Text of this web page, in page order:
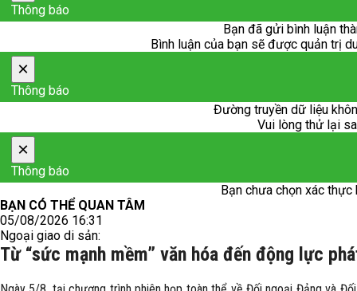
Thông báo
Bạn đã gửi bình luận
Bình luận của bạn sẽ được quản trị
×
Thông báo
Đường truyền dữ liệu
Vui lòng thử lại
×
Thông báo
Bạn chưa chọn xác thực
BẠN CÓ THỂ QUAN TÂM
05/08/2026 16:31
Ngoại giao di sản:
Từ “sức mạnh mềm” văn hóa đến động lực